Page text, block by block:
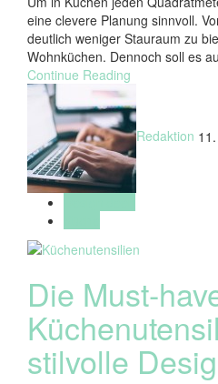
eine clevere Planung sinnvoll.
deutlich weniger Stauraum zu
Wohnküchen. Dennoch soll es
Continue Reading
Redaktion
Die Must-
stilvolle